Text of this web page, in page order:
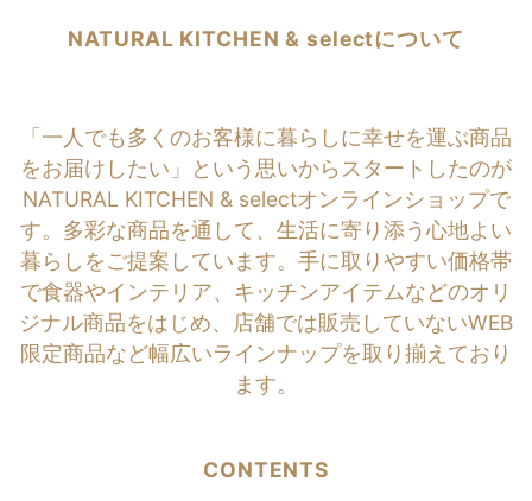
NATURAL KITCHEN & selectについて
「一人でも多くのお客様に暮らしに幸せを運ぶ商品
をお届けしたい」という思いからスタートしたのが
NATURAL KITCHEN & selectオンラインショップで
す。多彩な商品を通して、生活に寄り添う心地よい
暮らしをご提案しています。手に取りやすい価格帯
で食器やインテリア、キッチンアイテムなどのオリ
ジナル商品をはじめ、店舗では販売していないWEB
限定商品など幅広いラインナップを取り揃えており
ます。
CONTENTS